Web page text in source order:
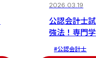
2026.03.19
公認会計士
強法！専門
#公認会計士